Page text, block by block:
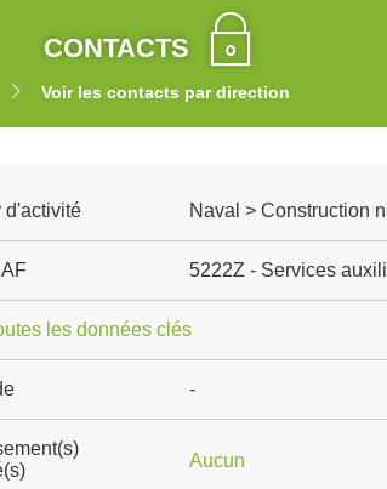
CONTACTS
Voir les contacts par direction
d'activité Naval > Construction
5222Z - Services
les données clés
-
Aucun